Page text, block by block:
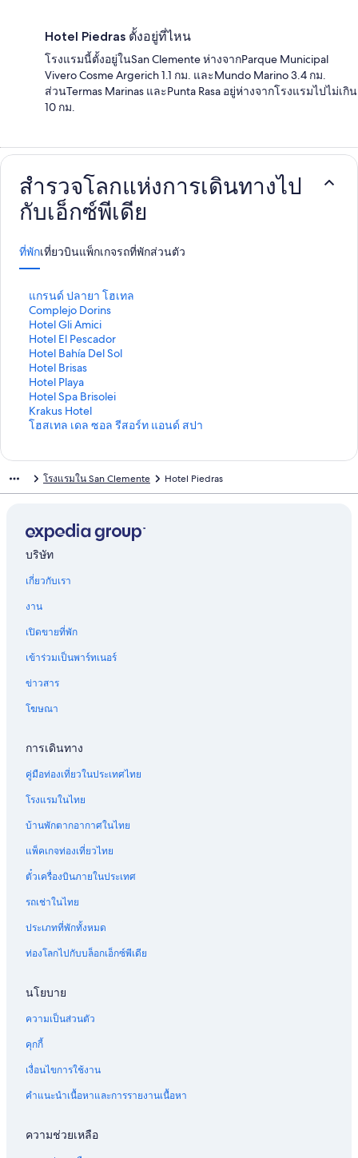
Hotel Piedras ตั้งอยู่ที่ไหน
โรงแรมนี้ตั้งอยู่ในSan Clemente ห่างจากParque Municipal
Vivero Cosme Argerich 1.1 กม. และMundo Marino 3.4 กม.
ส่วนTermas Marinas และPunta Rasa อยู่ห่างจากโรงแรมไปไม่เกิน
10 กม.
สำรวจโลกแห่งการเดินทางไป
กับเอ็กซ์พีเดีย
ที่พักเที่ยวบินแพ็กเกจรถที่พักส่วนตัว
แกรนด์ ปลายา โฮเทล
ลิ
ง
ก์
ม
า
ต
ร
ฐ
า
น
บ
แ
ร
น
ด์
ล
ย
า
โ
ฮ
ท
Complejo Dorins
ลิ
ง
ก์
ม
า
ต
ร
ฐ
า
รั
บ
o
m
p
e
o
D
o
r
n
Hotel Gli Amici
ลิ
ง
ก์
ม
า
ต
ร
ฐ
ห
รั
H
o
t
l
l
i
A
m
c
Hotel El Pescador
ลิ
ง
ก์
ม
า
ต
ร
สำ
ห
บ
H
o
e
E
l
P
e
c
d
Hotel Bahía Del Sol
ลิ
ง
ก์
ม
า
ต
น
สำ
รั
บ
H
t
l
B
a
h
a
e
o
l
Hotel Brisas
ลิ
ง
ก์
ม
า
า
น
ห
รั
บ
o
e
l
B
r
s
s
Hotel Playa
ลิ
ง
ก์
ม
ฐ
า
สำ
ห
รั
H
t
e
l
P
a
a
Hotel Spa Brisolei
ลิ
ง
ก์
ร
ฐ
น
สำ
ห
บ
o
t
e
l
p
B
s
o
l
e
Krakus Hotel
ลิ
ง
ต
ร
า
น
สำ
รั
K
r
a
k
s
o
โฮสเทล เดล ซอล รีสอร์ท แอนด์ สปา
ลิ
า
ต
ฐ
า
น
ห
บ
โ
ฮ
ส
ท
เ
ซ
อ
ล
รี
อ
ท
แ
อ
น
ส
า
โรงแรมใน San Clemente Hotel Piedras
บริษัท
เกี่ยวกับเรา
งาน
เปิดขายที่พัก
เข้าร่วมเป็นพาร์ทเนอร์
ข่าวสาร
โฆษณา
การเดินทาง
คู่มือท่องเที่ยวในประเทศไทย
โรงแรมในไทย
บ้านพักตากอากาศในไทย
แพ็คเกจท่องเที่ยวไทย
ตั๋วเครื่องบินภายในประเทศ
รถเช่าในไทย
ประเภทที่พักทั้งหมด
ท่องโลกไปกับบล็อกเอ็กซ์พีเดีย
นโยบาย
ความเป็นส่วนตัว
คุกกี้
เงื่อนไขการใช้งาน
คำแนะนำเนื้อหาและการรายงานเนื้อหา
ความช่วยเหลือ